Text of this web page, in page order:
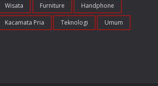
Wisata Furniture Handphone
Kacamata Pria Teknologi Umum